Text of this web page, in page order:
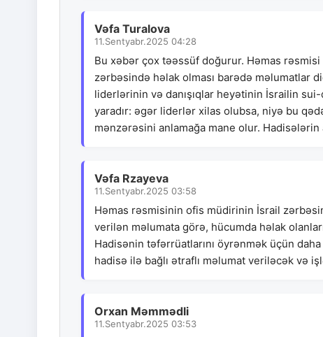
Vəfa Turalova
11.Sentyabr.2025 04:28
Bu xəbər çox təəssüf doğurur. Həmas
zərbəsində həlak olması barədə məlumatlar
liderlərinin və danışıqlar heyətinin İsrailin
yaradır: əgər liderlər xilas olubsa, niyə bu
mənzərəsini anlamağa mane olur. Hadisələrin
Vəfa Rzayeva
11.Sentyabr.2025 03:58
Həmas rəsmisinin ofis müdirinin İsrail
verilən məlumata görə, hücumda həlak
Hadisənin təfərrüatlarını öyrənmək üçün
hadisə ilə bağlı ətraflı məlumat veriləcək və
Orxan Məmmədli
11.Sentyabr.2025 03:53